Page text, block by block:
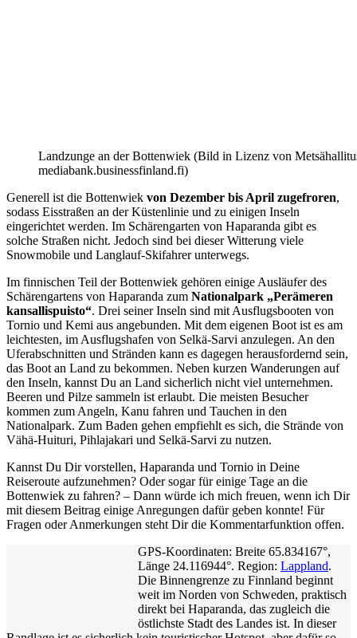
Landzunge an der Bottenwiek (Bild in Lizenz von
mediabank.businessfinland.fi)
Generell ist die Bottenwiek von Dezember bis April zugefroren,
sodass Eisstraßen an der Küstenlinie und zu einigen Inseln
eingerichtet werden. Im Schärengarten von Haparanda gibt es
solche Straßen nicht. Jedoch sind bei dieser Witterung viele
Snowmobile und Langlauf-Skifahrer unterwegs.
Im finnischen Teil der Bottenwiek gehören einige Ausläufer des
Schärengartens von Haparanda zum Nationalpark „Perämeren
kansallispuisto“. Drei seiner Inseln sind mit Ausflugsbooten von
Tornio und Kemi aus angebunden. Mit dem eigenen Boot ist es am
leichtesten, im Ausflugshafen von Selkä-Sarvi anzulegen. An den
Uferabschnitten und Stränden kann es dagegen herausfordernd sein,
das Boot an Land zu bekommen. Neben kurzen Wanderungen auf
den Inseln, kannst Du an Land sicherlich nicht viel unternehmen.
Beeren und Pilze sammeln ist erlaubt. Die meisten Besucher
kommen zum Angeln, Kanu fahren und Tauchen in den
Nationalpark. Zum Baden gehen empfiehlt es sich, die Strände von
Vähä-Huituri, Pihlajakari und Selkä-Sarvi zu nutzen.
Kannst Du Dir vorstellen, Haparanda und Tornio in Deine
Reiseroute aufzunehmen? Oder sogar für einige Tage an die
Bottenwiek zu fahren? – Dann würde ich mich freuen, wenn ich Dir
mit diesem Beitrag einige Anregungen dafür geben konnte! Für
Fragen oder Anmerkungen steht Dir die Kommentarfunktion offen.
GPS-Koordinaten: Breite 65.834167°,
Länge 24.116944°. Region: Lappland.
Die Binnengrenze zu Finnland beginnt
weit im Norden von Schweden, praktisch
direkt bei Haparanda, das zugleich die
östlichste Stadt des Landes ist. In dieser